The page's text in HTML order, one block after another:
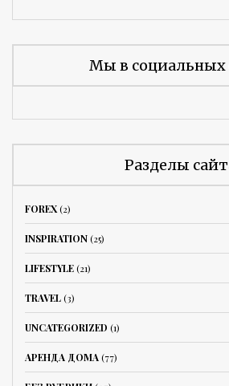
Мы в социальных
Разделы
FOREX(2)
INSPIRATION(25)
LIFESTYLE(21)
TRAVEL(3)
UNCATEGORIZED (1)
АРЕНДА ДОМА(77)